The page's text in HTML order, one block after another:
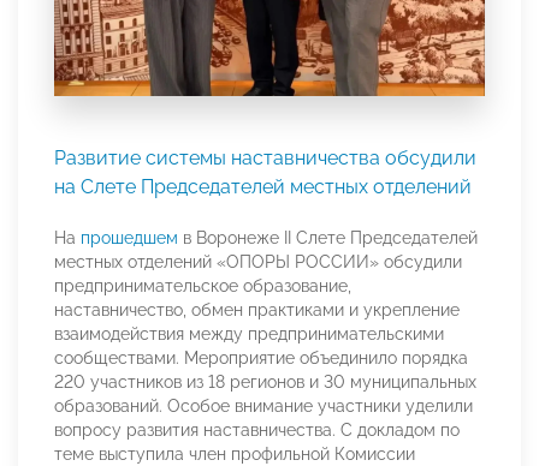
Развитие системы наставничества обсудили
на Слете Председателей местных отделений
На прошедшем в Воронеже II Слете Председателей
местных отделений «ОПОРЫ РОССИИ» обсудили
предпринимательское образование,
наставничество, обмен практиками и укрепление
взаимодействия между предпринимательскими
сообществами. Мероприятие объединило порядка
220 участников из 18 регионов и 30 муниципальных
образований. Особое внимание участники уделили
вопросу развития наставничества. С докладом по
теме выступила член профильной Комиссии